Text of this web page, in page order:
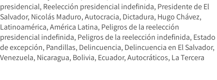
presidencial Reelección presidencial indefinida Presidente de El
Salvador Nicolás Maduro Autocracia Dictadura Hugo Chávez
Latinoamérica América Latina Peligros de la reelección
presidencial indefinida Peligros de la reelección indefinida Estado
de excepción Pandillas Delincuencia Delincuencia en El Salvador
Venezuela Nicaragua Bolivia Ecuador Autocráticos La Tercera